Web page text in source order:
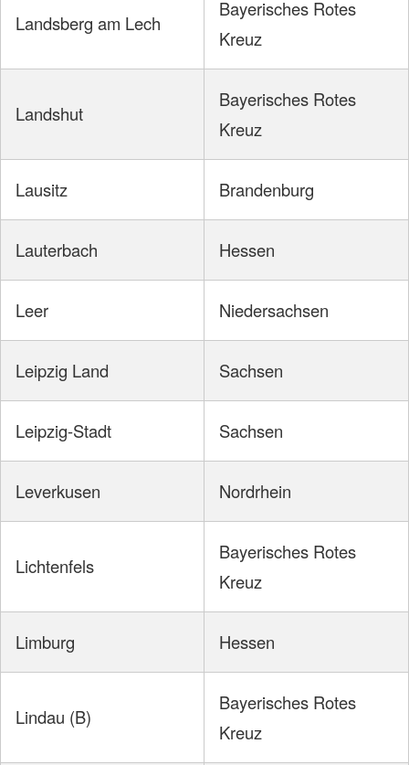
Landsberg am Lech
Bayerisches Rotes
Kreuz
Landshut
Bayerisches Rotes
Kreuz
Lausitz Brandenburg
Lauterbach Hessen
Leer Niedersachsen
Leipzig Land Sachsen
Leipzig-Stadt Sachsen
Leverkusen Nordrhein
Lichtenfels
Bayerisches Rotes
Kreuz
Limburg Hessen
Lindau (B)
Bayerisches Rotes
Kreuz